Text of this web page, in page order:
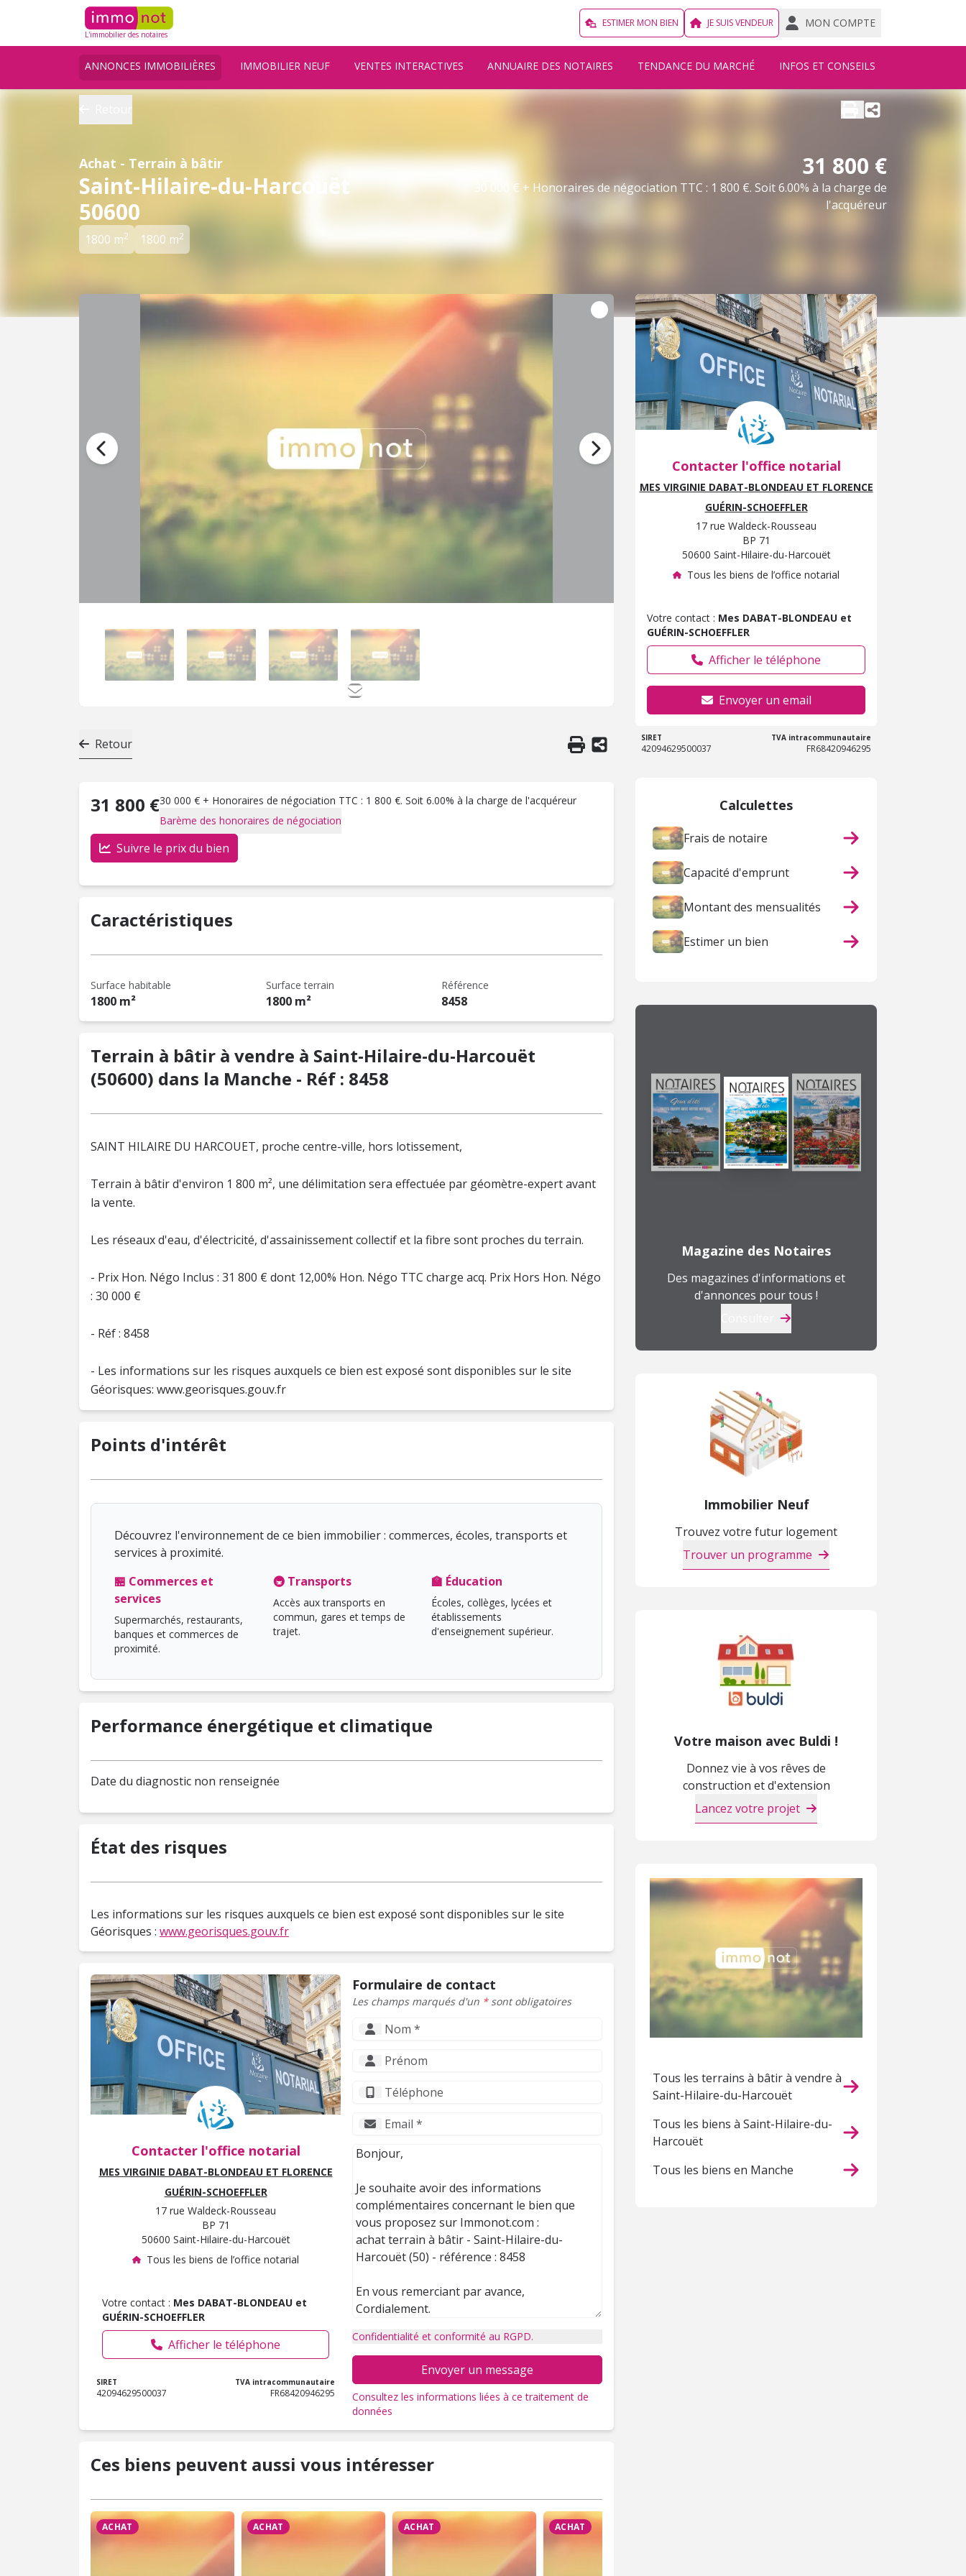
L'immobilier des notaires
ESTIMER MON BIEN JE SUIS VENDEUR MON COMPTE
ANNONCES IMMOBILIÈRES IMMOBILIER NEUF VENTES INTERACTIVES ANNUAIRE DES NOTAIRES TENDANCE DU MARCHÉ INFOS ET CONSEILS
Achat - Terrain à bâtir
Saint-Hilaire-du-Harcouët
50600
1800 m2 1800 m2
31 800 €
30 000 € + Honoraires de négociation TTC : 1 800 €. Soit 6.00% à la charge de
l'acquéreur
Retour
31 800 €30 000 € + Honoraires de négociation TTC : 1 800 €. Soit 6.00% à la charge de l'acquéreur
Barème des honoraires de négociation
Suivre le prix du bien
Caractéristiques
Surface habitable
1800 m²
Surface terrain
1800 m²
Référence
8458
Terrain à bâtir à vendre à Saint-Hilaire-du-Harcouët
(50600) dans la Manche - Réf : 8458
SAINT HILAIRE DU HARCOUET, proche centre-ville, hors lotissement,
Terrain à bâtir d'environ 1 800 m², une délimitation sera effectuée par géomètre-expert avant
la vente.
Les réseaux d'eau, d'électricité, d'assainissement collectif et la fibre sont proches du terrain.
- Prix Hon. Négo Inclus : 31 800 € dont 12,00% Hon. Négo TTC charge acq. Prix Hors Hon. Négo
: 30 000 €
- Réf : 8458
- Les informations sur les risques auxquels ce bien est exposé sont disponibles sur le site
Géorisques: www.georisques.gouv.fr
Points d'intérêt
Découvrez l'environnement de ce bien immobilier : commerces, écoles, transports et
services à proximité.
🏪 Commerces et
services
Supermarchés, restaurants,
banques et commerces de
proximité.
🚇 Transports
Accès aux transports en
commun, gares et temps de
trajet.
🏫 Éducation
Écoles, collèges, lycées et
établissements
d'enseignement supérieur.
Performance énergétique et climatique
Date du diagnostic non renseignée
État des risques
Les informations sur les risques auxquels ce bien est exposé sont disponibles sur le site
Géorisques : www.georisques.gouv.fr
Contacter l'office notarial
MES VIRGINIE DABAT-BLONDEAU ET FLORENCE
GUÉRIN-SCHOEFFLER
17 rue Waldeck-Rousseau
BP 71
50600 Saint-Hilaire-du-Harcouët
Tous les biens de l’office notarial
Votre contact : Mes DABAT-BLONDEAU et
GUÉRIN-SCHOEFFLER
Afficher le téléphone
SIRET
42094629500037
TVA intracommunautaire
FR68420946295
Formulaire de contact
Les champs marqués d'un *sont obligatoires
Confidentialité et conformité au RGPD.
Envoyer un message
Consultez les informations liées à ce traitement de
données
Ces biens peuvent aussi vous intéresser
ACHAT ACHAT ACHAT ACHAT
Contacter l'office notarial
MES VIRGINIE DABAT-BLONDEAU ET FLORENCE
GUÉRIN-SCHOEFFLER
17 rue Waldeck-Rousseau
BP 71
50600 Saint-Hilaire-du-Harcouët
Tous les biens de l’office notarial
Votre contact : Mes DABAT-BLONDEAU et
GUÉRIN-SCHOEFFLER
Afficher le téléphone
Envoyer un email
SIRET
42094629500037
TVA intracommunautaire
FR68420946295
Calculettes
Frais de notaire
Capacité d'emprunt
Montant des mensualités
Estimer un bien
Magazine des Notaires
Des magazines d'informations et
d'annonces pour tous !
Immobilier Neuf
Trouvez votre futur logement
Trouver un programme
Votre maison avec Buldi !
Donnez vie à vos rêves de
construction et d'extension
Lancez votre projet
Tous les terrains à bâtir à vendre à
Saint-Hilaire-du-Harcouët
Tous les biens à Saint-Hilaire-du-
Harcouët
Tous les biens en Manche